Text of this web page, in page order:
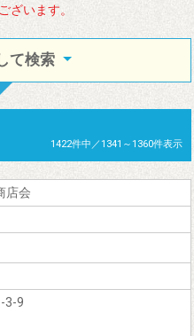
ざいます。
て検索
1422件中／1341～1360件表示
店会
3-9